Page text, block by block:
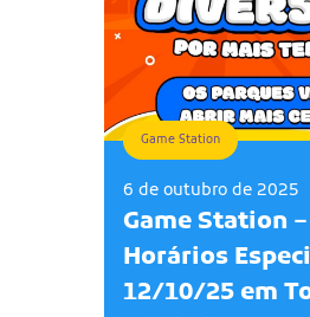
Game Station
6 de outubro de 2025
Game Station –
Horários
12/10/25 em